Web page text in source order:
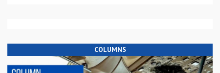
COLUMNS